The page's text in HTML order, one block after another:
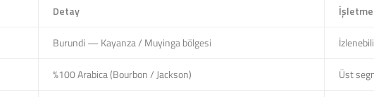
Detay İşletme
Burundi — Kayanza / Muyinga bölgesi
%100 Arabica (Bourbon / Jackson) Üst